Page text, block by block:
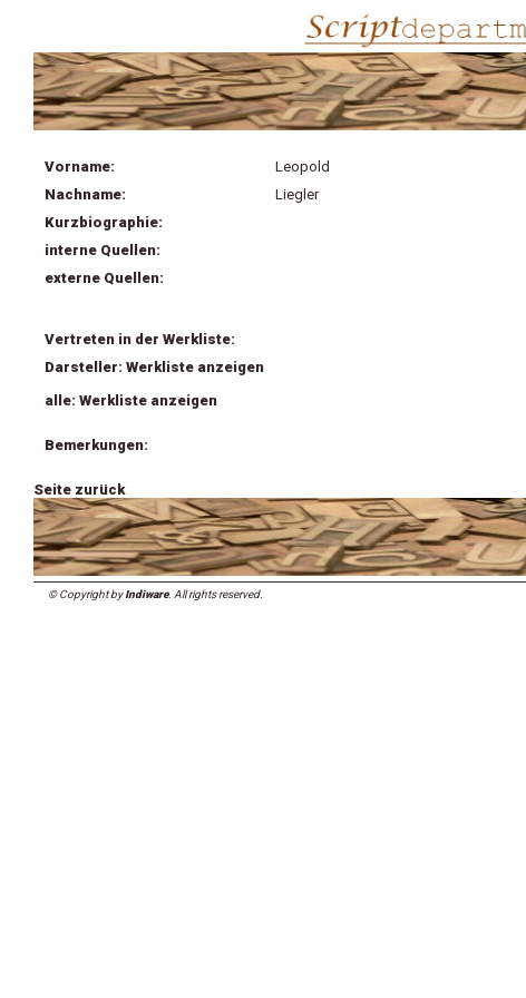
Vorname:
Leopold
Nachname:
Liegler
Kurzbiographie:
interne Quellen:
externe Quellen:
Vertreten in der Werkliste:
Darsteller: Werkliste anzeigen
alle: Werkliste anzeigen
Bemerkungen:
Seite zurück
© Copyright byIndiware. All rights reserved.